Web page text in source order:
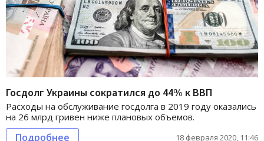
Госдолг Украины сократился до 44% к ВВП
Расходы на обслуживание госдолга в 2019 году оказались
на 26 млрд гривен ниже плановых объемов.
Подробнее 18 февраля 2020, 11:46